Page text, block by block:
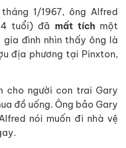
1/1967, ông Alfred
tuổi) đã mất tích một
gia đình nhìn thấy ông là
địa phương tại Pinxton,
cho người con trai Gary
đồ uống. Ông bảo Gary
nói muốn đi nhà vệ